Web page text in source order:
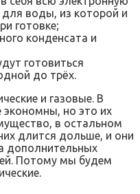
для воды, из которой и
готовке;
конденсата и
готовиться
до трёх.
и газовые. В
экономны, но это их
в остальном
длится дольше, и они
дополнительных
Потому мы будем